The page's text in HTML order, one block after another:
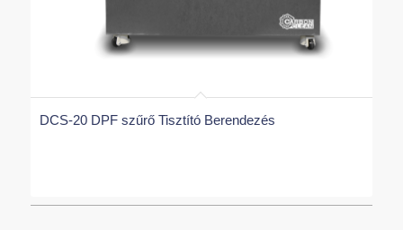
DCS-20 DPF szűrő Tisztító Berendezés